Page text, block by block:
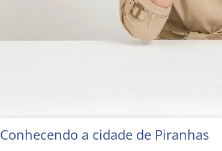
Conhecendo a cidade de Piranhas